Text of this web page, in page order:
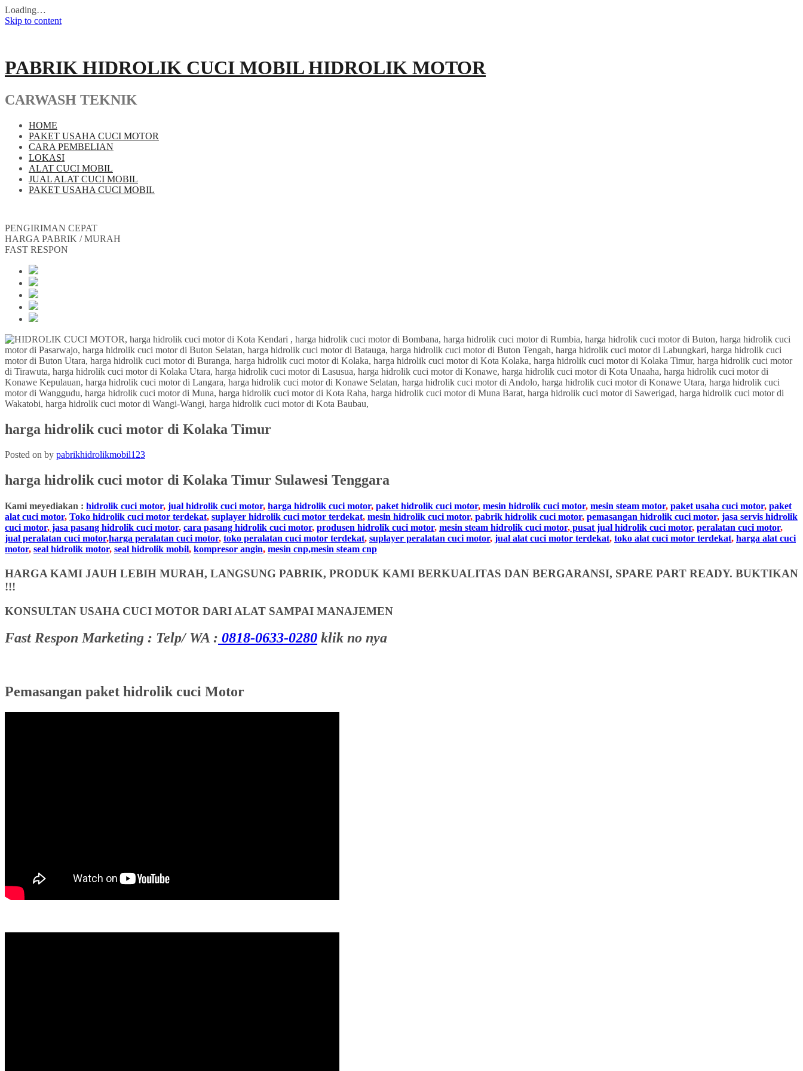
Loading…
Skip to content
PABRIK HIDROLIK CUCI MOBIL HIDROLIK MOTOR
CARWASH TEKNIK
HOME
PAKET USAHA CUCI MOTOR
CARA PEMBELIAN
LOKASI
ALAT CUCI MOBIL
JUAL ALAT CUCI MOBIL
PAKET USAHA CUCI MOBIL
PENGIRIMAN CEPAT
HARGA PABRIK / MURAH
FAST RESPON
harga hidrolik cuci motor di Kolaka Timur
Posted on by pabrikhidrolikmobil123
harga hidrolik cuci motor di Kolaka Timur Sulawesi Tenggara
Kami meyediakan : hidrolik cuci motor, jual hidrolik cuci motor, harga hidrolik cuci motor, paket hidrolik cuci motor, mesin hidrolik cuci motor, mesin steam motor, paket usaha cuci motor, paket
alat cuci motor, Toko hidrolik cuci motor terdekat, suplayer hidrolik cuci motor terdekat, mesin hidrolik cuci motor, pabrik hidrolik cuci motor, pemasangan hidrolik cuci motor, jasa servis hidrolik
cuci motor, jasa pasang hidrolik cuci motor, cara pasang hidrolik cuci motor, produsen hidrolik cuci motor, mesin steam hidrolik cuci motor, pusat jual hidrolik cuci motor, peralatan cuci motor,
jual peralatan cuci motor,harga peralatan cuci motor, toko peralatan cuci motor terdekat, suplayer peralatan cuci motor, jual alat cuci motor terdekat, toko alat cuci motor terdekat, harga alat cuci
motor, seal hidrolik motor, seal hidrolik mobil, kompresor angin, mesin cnp,mesin steam cnp
HARGA KAMI JAUH LEBIH MURAH, LANGSUNG PABRIK, PRODUK KAMI BERKUALITAS DAN BERGARANSI, SPARE PART READY. BUKTIKAN
!!!
KONSULTAN USAHA CUCI MOTOR DARI ALAT SAMPAI MANAJEMEN
Fast Respon Marketing : Telp/ WA : 0818-0633-0280 klik no nya
Pemasangan paket hidrolik cuci Motor